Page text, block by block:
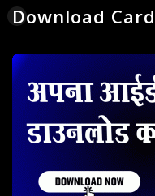
Download Card